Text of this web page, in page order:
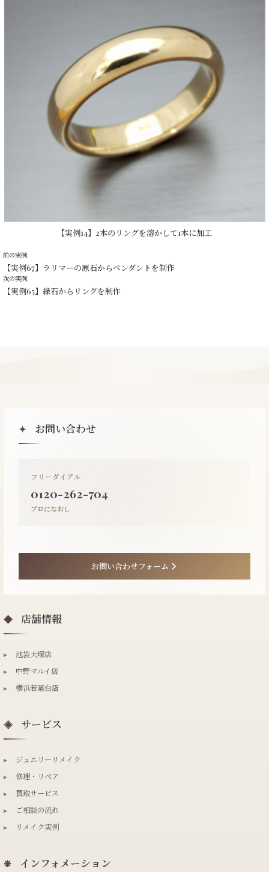
【実例14】2本のリングを溶かして1本に加工
前の実例:
【実例67】ラリマーの原石からペンダントを制作
次の実例:
【実例65】緑石からリングを制作
✦ お問い合わせ
フリーダイアル
0120-262-704
プロになおし
お問い合わせフォーム
◆ 店舗情報
▸
池袋大塚店
▸
中野マルイ店
▸
横浜若葉台店
◈ サービス
▸
ジュエリーリメイク
▸
修理・リペア
▸
買取サービス
▸
ご相談の流れ
▸
リメイク実例
❋ インフォメーション